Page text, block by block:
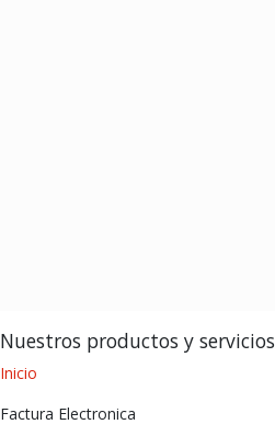
Nuestros productos y servicios
Inicio
Factura Electronica